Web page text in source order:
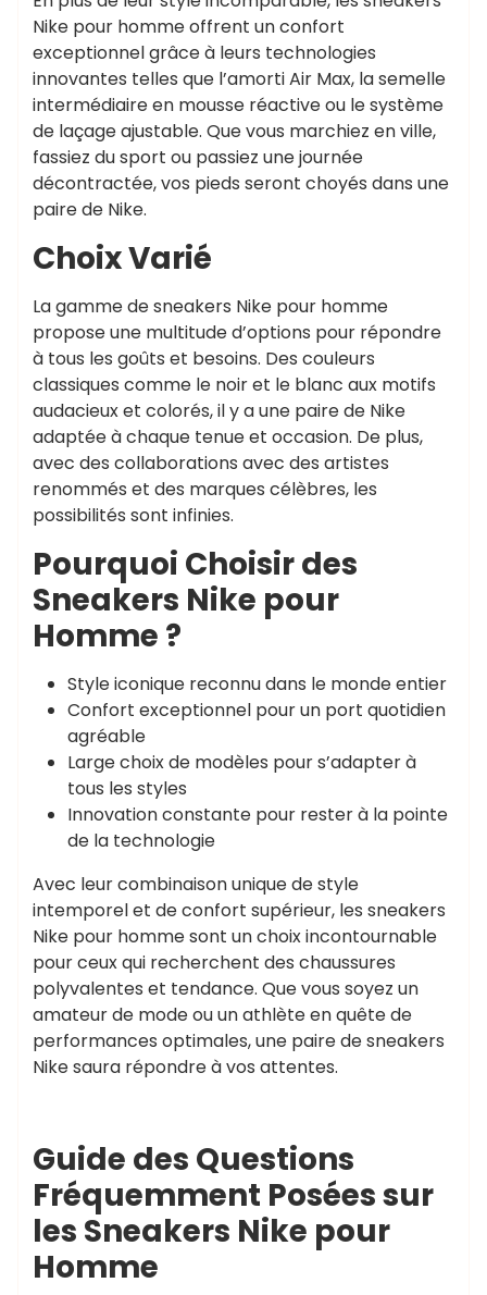
Nike pour homme offrent un confort
exceptionnel grâce à leurs technologies
innovantes telles que l’amorti Air Max, la semelle
intermédiaire en mousse réactive ou le système
de laçage ajustable. Que vous marchiez en ville,
fassiez du sport ou passiez une journée
décontractée, vos pieds seront choyés dans une
paire de Nike.
Choix Varié
La gamme de sneakers Nike pour homme
propose une multitude d’options pour répondre
à tous les goûts et besoins. Des couleurs
classiques comme le noir et le blanc aux motifs
audacieux et colorés, il y a une paire de Nike
adaptée à chaque tenue et occasion. De plus,
avec des collaborations avec des artistes
renommés et des marques célèbres, les
possibilités sont infinies.
Pourquoi Choisir des
Sneakers Nike pour
Homme ?
Style iconique reconnu dans le monde entier
Confort exceptionnel pour un port quotidien
agréable
Large choix de modèles pour s’adapter à
tous les styles
Innovation constante pour rester à la pointe
de la technologie
Avec leur combinaison unique de style
intemporel et de confort supérieur, les sneakers
Nike pour homme sont un choix incontournable
pour ceux qui recherchent des chaussures
polyvalentes et tendance. Que vous soyez un
amateur de mode ou un athlète en quête de
performances optimales, une paire de sneakers
Nike saura répondre à vos attentes.
Guide des Questions
Fréquemment Posées sur
les Sneakers Nike pour
Homme